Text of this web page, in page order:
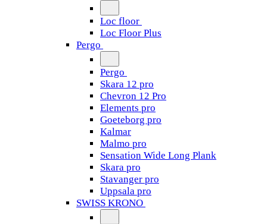
Loc floor
Loc Floor Plus
Pergo
Pergo
Skara 12 pro
Chevron 12 Pro
Elements pro
Goeteborg pro
Kalmar
Malmo pro
Sensation Wide Long Plank
Skara pro
Stavanger pro
Uppsala pro
SWISS KRONO